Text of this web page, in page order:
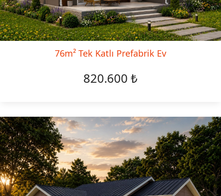
76m² Tek Katlı Prefabrik Ev
820.600 ₺